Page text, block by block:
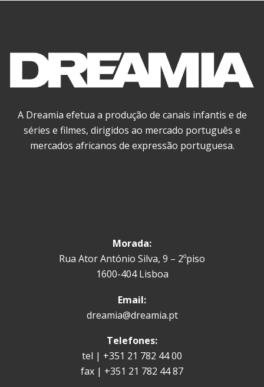
A Dreamia efetua a produção de canais infantis e de
séries e filmes, dirigidos ao mercado português e
mercados africanos de expressão portuguesa.
Morada:
Rua Ator António Silva, 9 – 2ºpiso
1600-404 Lisboa
Email:
dreamia@dreamia.pt
Telefones:
tel | +351 21 782 44 00
fax | +351 21 782 44 87